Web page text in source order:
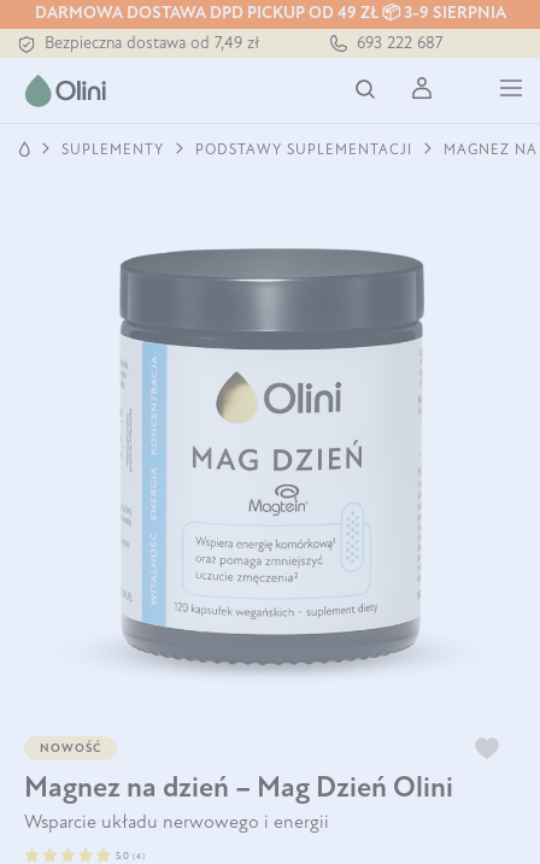
DARMOWA DOSTAWA DPD PICKUP OD 49 ZŁ 📦 3-9 SIERPNIA
Bezpieczna dostawa od 7,49 zł
Darmowa dostawa od 199 zł
693 222 687
SUPLEMENTY PODSTAWY SUPLEMENTACJI MAGNEZ
NOWOŚĆ
Magnez na dzień – Mag Dzień Olini
Wsparcie układu nerwowego i energii
5.0 (4)